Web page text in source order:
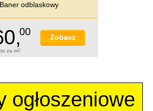
Baner odblaskowy
Zobacz
00
za m2
ogłoszeniowe